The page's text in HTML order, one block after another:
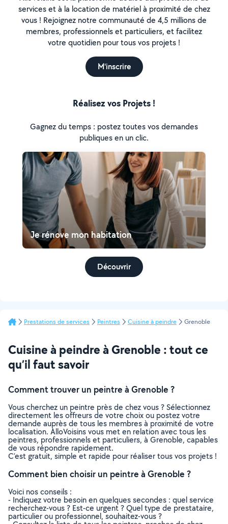
services et à la location de matériel à proximité de chez
vous ! Rejoignez notre communauté de 4,5 millions de
membres, professionnels et particuliers, et facilitez
votre quotidien pour tous vos projets !
M'inscrire
Réalisez vos Projets !
Gagnez du temps : postez toutes vos demandes
publiques en un clic.
Je rénove mon habitation
Découvrir
Prestations de services Peintres Cuisine à peindre Grenoble
Cuisine à peindre à Grenoble : tout ce
qu’il faut savoir
Comment trouver un peintre à Grenoble ?
Vous cherchez un peintre près de chez vous ? Sélectionnez
directement les offreurs de votre choix ou postez votre
demande auprès de tous les membres à proximité de votre
localisation. AlloVoisins vous met en relation avec tous les
peintres, professionnels et particuliers, à Grenoble, capables
de vous répondre rapidement.
C’est gratuit, simple et rapide pour réaliser tous vos projets !
Comment bien choisir un peintre à Grenoble ?
Voici nos conseils :
- Indiquez votre besoin en quelques secondes : quel service
recherchez-vous ? Est-ce urgent ? Quel type de prestataire,
particulier ou professionnel, souhaitez-vous ?